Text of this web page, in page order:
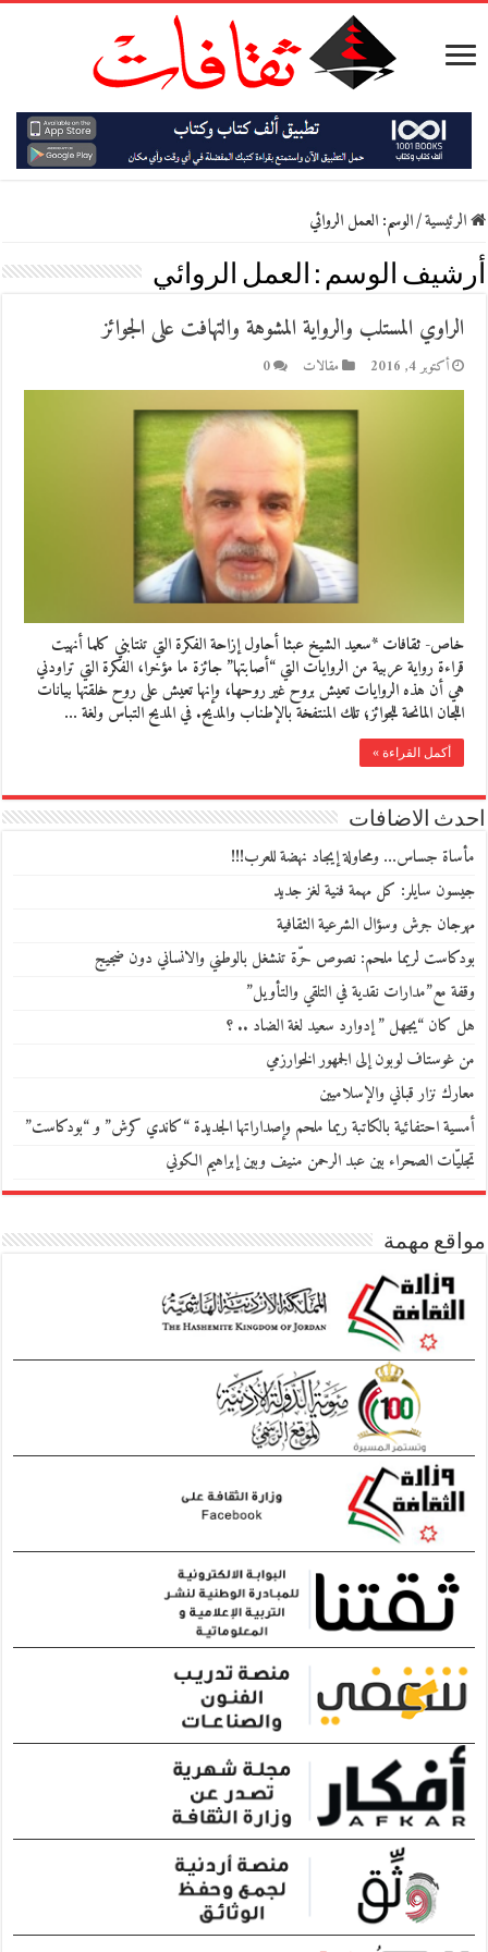
الرئيسية/الوسم:العمل الروائي
أرشيف الوسم : العمل الروائي
الراوي المستلب والرواية المشوهة والتهافت على الجوائز
أكتوبر 4, 2016 مقالات 0
خاص- ثقافات *سعيد الشيخ عبثا أحاول إزاحة الفكرة التي تنتابني كلما أنهيت
قراءة رواية عربية من الروايات التي “أصابتها” جائزة ما مؤخرا، الفكرة التي تراودني
هي أن هذه الروايات تعيش بروح غير روحها، وإنها تعيش على روح خلقتها بيانات
اللجان المانحة للجوائز؛ تلك المنتفخة بالإطناب والمديح. في المديح التباس ولغة …
أكمل القراءة »
احدث الاضافات
مأساة جساس… ومحاولة إيجاد نهضة للعرب!!!
جيسون سايلر: كل مهمة فنية لغز جديد
مهرجان جرش وسؤال الشرعية الثقافية
بودكاست لريما ملحم: نصوص حرّة تنشغل بالوطني والانساني دون ضجيج
وقفة مع”مدارات نقدية في التلقي والتأويل”
هل كان “يجهل ” إدوارد سعيد لغة الضاد .. ؟
من غوستاف لوبون إلى الجمهور الخوارزمي
معارك نزار قباني والإسلاميين
أمسية احتفائية بالكاتبة ريما ملحم وإصداراتها الجديدة “كاندي كرش” و “بودكاست”
تجليّات الصحراء بين عبد الرحمن منيف وبين إبراهيم الكوني
مواقع مهمة